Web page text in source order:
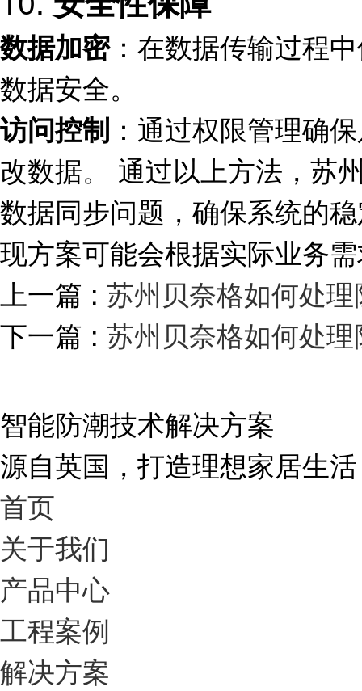
数据加密：在数据传输过程
数据安全。
访问控制 ：通过权限管理确
改数据。 通过以上方法，苏
数据同步问题，确保系统的
现方案可能会根据实际业务
上一篇 : 苏州贝奈格如何处
下一篇 : 苏州贝奈格如何处
智能防潮技术解决方案
源自英国，打造理想家居生活
首页
关于我们
产品中心
工程案例
解决方案